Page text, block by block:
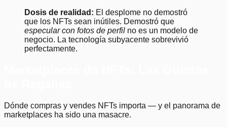
Dosis de realidad: El desplome no demostró
que los NFTs sean inútiles. Demostró que
especular con fotos de perfil no es un modelo de
negocio. La tecnología subyacente sobrevivió
perfectamente.
Dónde compras y vendes NFTs importa — y el panorama de
marketplaces ha sido una masacre.